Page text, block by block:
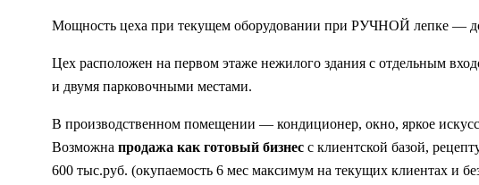
Мощность цеха при текущем оборудовании при РУЧНОЙ лепке —
Цех расположен на первом этаже нежилого здания с отдельным
и двумя парковочными местами.
В производственном помещении — кондиционер, окно, яркое
Возможна продажа как готовый бизнесс клиентской базой,
600 тыс.руб. (окупаемость 6 мес максимум на текущих клиентах и